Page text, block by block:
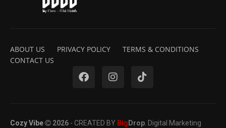
ABOUT US PRIVACY POLICY
TERMS & CONDITIONS
CONTACT US
Cozy Vibe 2026 - CREATED BY Big Drop . Digital Marketing